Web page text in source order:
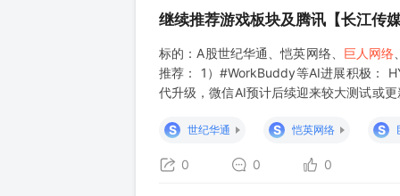
继续推荐游戏板块及腾讯【长江传
标的：A股世纪华通、恺英网络、 巨人网络
推荐： 1）#WorkBuddy等AI进展积极：
代升级，微信AI预计后续迎来较大测试或
S
世纪华通 S 恺英网络 S
0 0 0